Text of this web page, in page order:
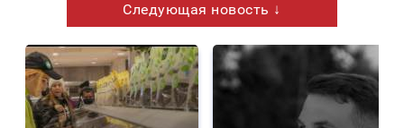
Следующая новость ↓